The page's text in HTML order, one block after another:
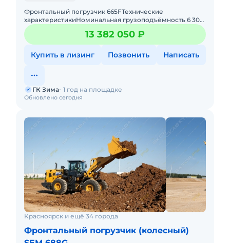
Фронтальный погрузчик 665FТехнические
характеристикиНоминальная грузоподъёмность 6 300
кгЭксплуатационная масса 20 030 кгВместимость
ковша 4,5 м³Колёсная б13 382 050 ₽
Купить в лизинг Позвонить Написать
Обновлено сегодня
ГК Зима 1 год на площадке
Красноярск и ещё 34 города
Фронтальный погрузчик (колесный)